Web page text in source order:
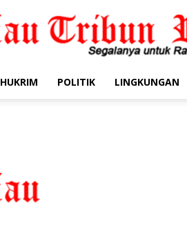
HUKRIM POLITIK LINGKUNGAN